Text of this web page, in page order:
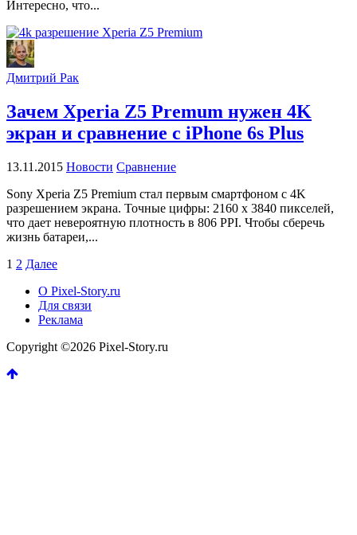
Интересно, что...
Дмитрий Рак
Зачем Xperia Z5 Premum нужен 4K
экран и сравнение с iPhone 6s Plus
13.11.2015 Новости Сравнение
Sony Xperia Z5 Premium стал первым смартфоном с 4K
разрешением экрана. Точные цифры: 2160 x 3840 пикселей,
что дает невероятную плотность в 806 PPI. Чтобы сберечь
жизнь батареи,...
Пагинация
записей
1 2 Далее
О Pixel-Story.ru
Для связи
Реклама
Copyright ©2026 Pixel-Story.ru